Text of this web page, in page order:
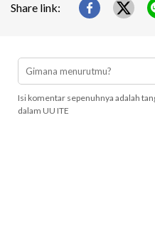
Share link:
Isi komentar sepenuhnya adalah
dalam UU ITE